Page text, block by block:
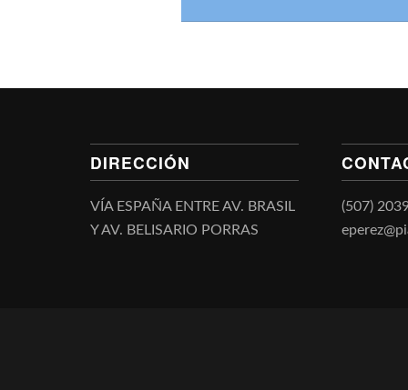
DIRECCIÓN
VÍA ESPAÑA ENTRE AV. BRASIL
Y AV. BELISARIO PORRAS
(507)